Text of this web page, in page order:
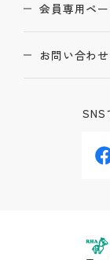
会員専用ペ
お問い合わ
SNS